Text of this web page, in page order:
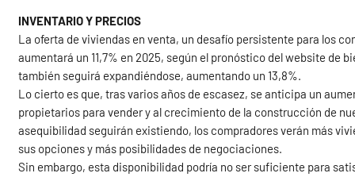
INVENTARIO Y PRECIOS
La oferta de viviendas en venta, un desafío persistente para los
aumentará un 11,7% en 2025, según el pronóstico del website de
también seguirá expandiéndose, aumentando un 13,8%.
Lo cierto es que, tras varios años de escasez, se anticipa un
propietarios para vender y al crecimiento de la construcción de
asequibilidad seguirán existiendo, los compradores verán más
sus opciones y más posibilidades de negociaciones.
Sin embargo, esta disponibilidad podría no ser suficiente para